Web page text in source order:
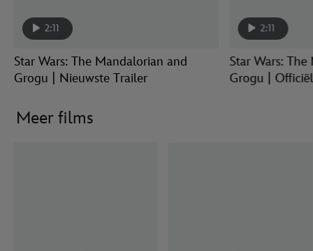
2:11
Star Wars: The Mandalorian and
Grogu | Nieuwste Trailer
2:11
Star Wars:
Grogu |
Meer films